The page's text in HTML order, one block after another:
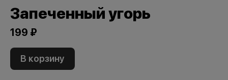
Запеченный угорь
199 ₽
В корзину